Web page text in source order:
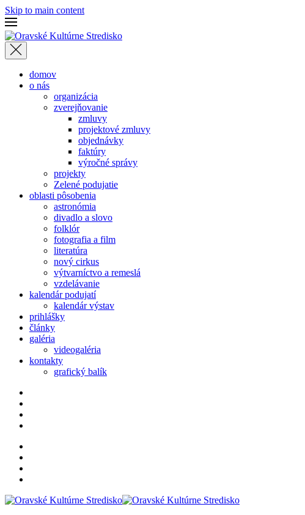
Skip to main content
domov
o nás
organizácia
zverejňovanie
zmluvy
projektové zmluvy
objednávky
faktúry
výročné správy
projekty
Zelené podujatie
oblasti pôsobenia
astronómia
divadlo a slovo
folklór
fotografia a film
literatúra
nový cirkus
výtvarníctvo a remeslá
vzdelávanie
kalendár podujatí
kalendár výstav
prihlášky
články
galéria
videogaléria
kontakty
grafický balík